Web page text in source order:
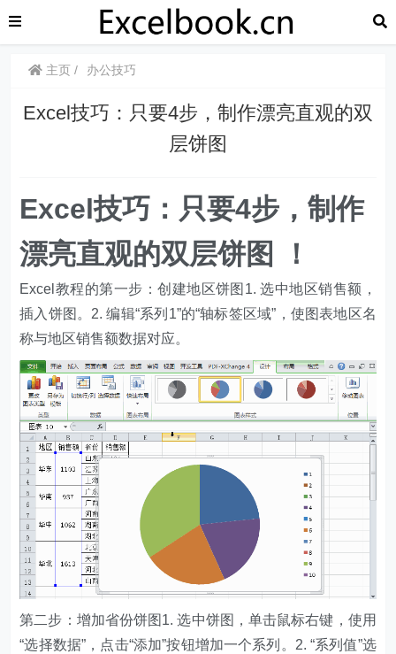
主页 办公技巧
​​Excel技巧：只要4步，制作漂亮直观的双
层饼图
​​Excel技巧：只要4步，制作
漂亮直观的双层饼图 ！
Excel教程的第一步：创建地区饼图1. 选中地区销售额，
插入饼图。2. 编辑“系列1”的“轴标签区域”，使图表地区名
称与地区销售额数据对应。
第二步：增加省份饼图1. 选中饼图，单击鼠标右键，使用
“选择数据”，点击“添加”按钮增加一个系列。2. “系列值”选